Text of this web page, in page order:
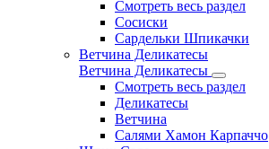
Смотреть весь раздел
Сосиски
Сардельки Шпикачки
Ветчина Деликатесы
Ветчина Деликатесы
Смотреть весь раздел
Деликатесы
Ветчина
Салями Хамон Карпаччо